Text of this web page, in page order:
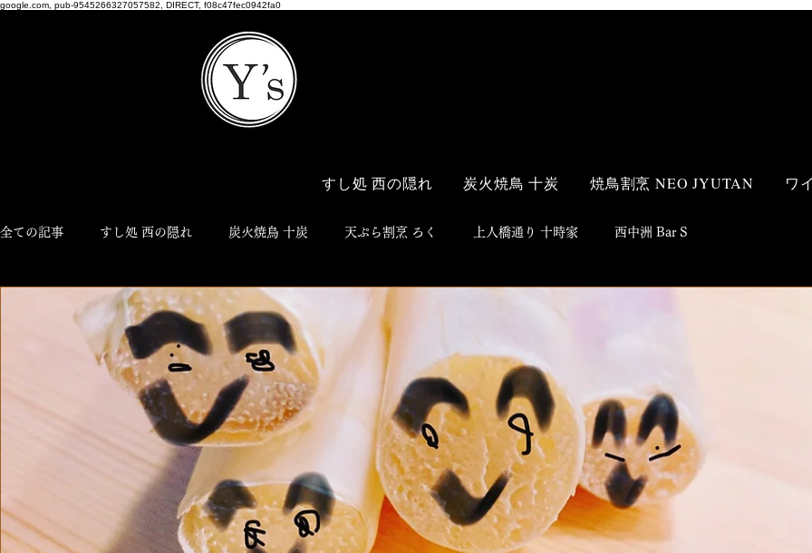
google.com, pub-9545266327057582, DIRECT, f08c47fec0942fa0
すし処 西の隠れ 炭火焼鳥 十炭 焼鳥割烹 NEO JYUTAN ワ
全ての記事 すし処 西の隠れ 炭火焼鳥 十炭 天ぷら割烹 ろく 上人橋通り 十時家 西中洲 Bar S
博多おでん ろく NEO JYUTAN